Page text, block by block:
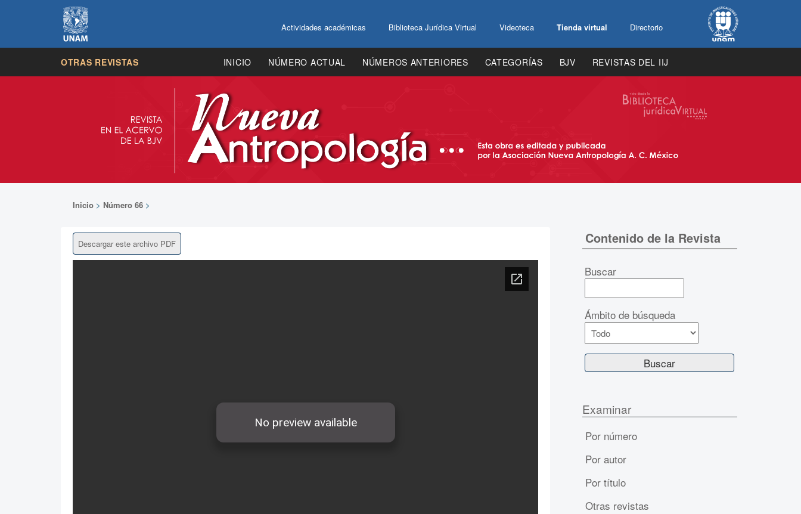
Actividades académicas Biblioteca Jurídica Virtual Videoteca Tienda virtual Directorio
OTRAS REVISTAS INICIO NÚMERO ACTUAL NÚMEROS ANTERIORES CATEGORÍAS BJV REVISTAS DEL IIJ
Inicio > Número 66 >
Descargar este archivo PDF Contenido de la Revista
Buscar
Ámbito de búsqueda
Examinar
Por número
Por autor
Por título
Otras revistas